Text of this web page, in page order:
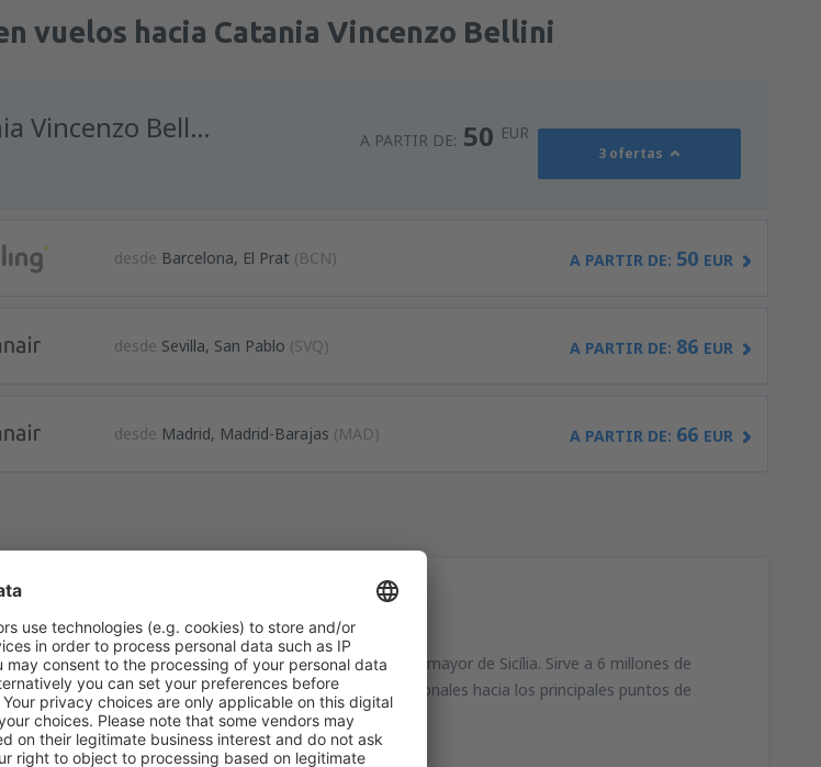
vuelos hacia Catania Vincenzo Bellini
Catania Vincenzo Bellini A PARTIR DE: 50 EUR
3 ofertas
desde Barcelona, El Prat (BCN) A PARTIR DE: 50 EUR
desde Sevilla, San Pablo (SVQ) A PARTIR DE: 86 EUR
desde Madrid, Madrid-Barajas (MAD) A PARTIR DE: 66 EUR
está ubicado a 5 kilómetros de Catania y es el mayor de Sicília. Sirve a 6 millones de
de Italia. Opera con gran cantidad de vuelos internacionales hacia los principales puntos de